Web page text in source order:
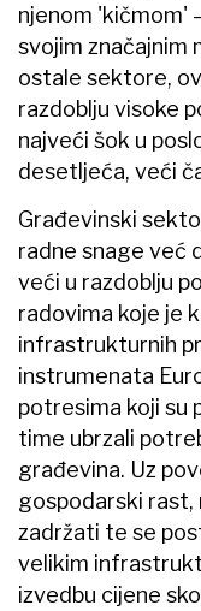
njenom 'kičmom'
svojim značajnim
ostale sektore,
razdoblju visoke
najveći šok u
desetljeća, veći
Građevinski
radne snage već
veći u razdoblju
radovima koje je
infrastrukturnih
instrumenata
potresima koji su
time ubrzali
građevina. Uz
gospodarski rast,
zadržati te se
velikim
izvedbu cijene